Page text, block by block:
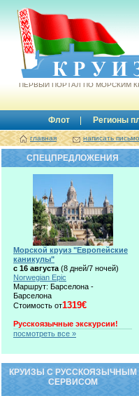
ПЕРВЫЙ ПОРТАЛ ПО МОРСКИМ
Флот Регионы
главная написать письмо
СПЕЦПРЕДЛОЖЕНИЯ
Морской круиз "Европейские
каникулы"
с 16 августа (8 дней/7 ночей)
Norwegian Epic
Маршрут: Барселона -
Барселона
Стоимость от1319€
Русскоязычные экскурсии!
посмотреть все »
КРУИЗЫ С РУССКОЯЗЫЧНЫМ
СЕРВИСОМ